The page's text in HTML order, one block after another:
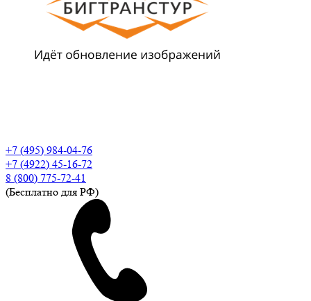
+7 (495) 984-04-76
+7 (4922) 45-16-72
8 (800) 775-72-41
(Бесплатно для РФ)